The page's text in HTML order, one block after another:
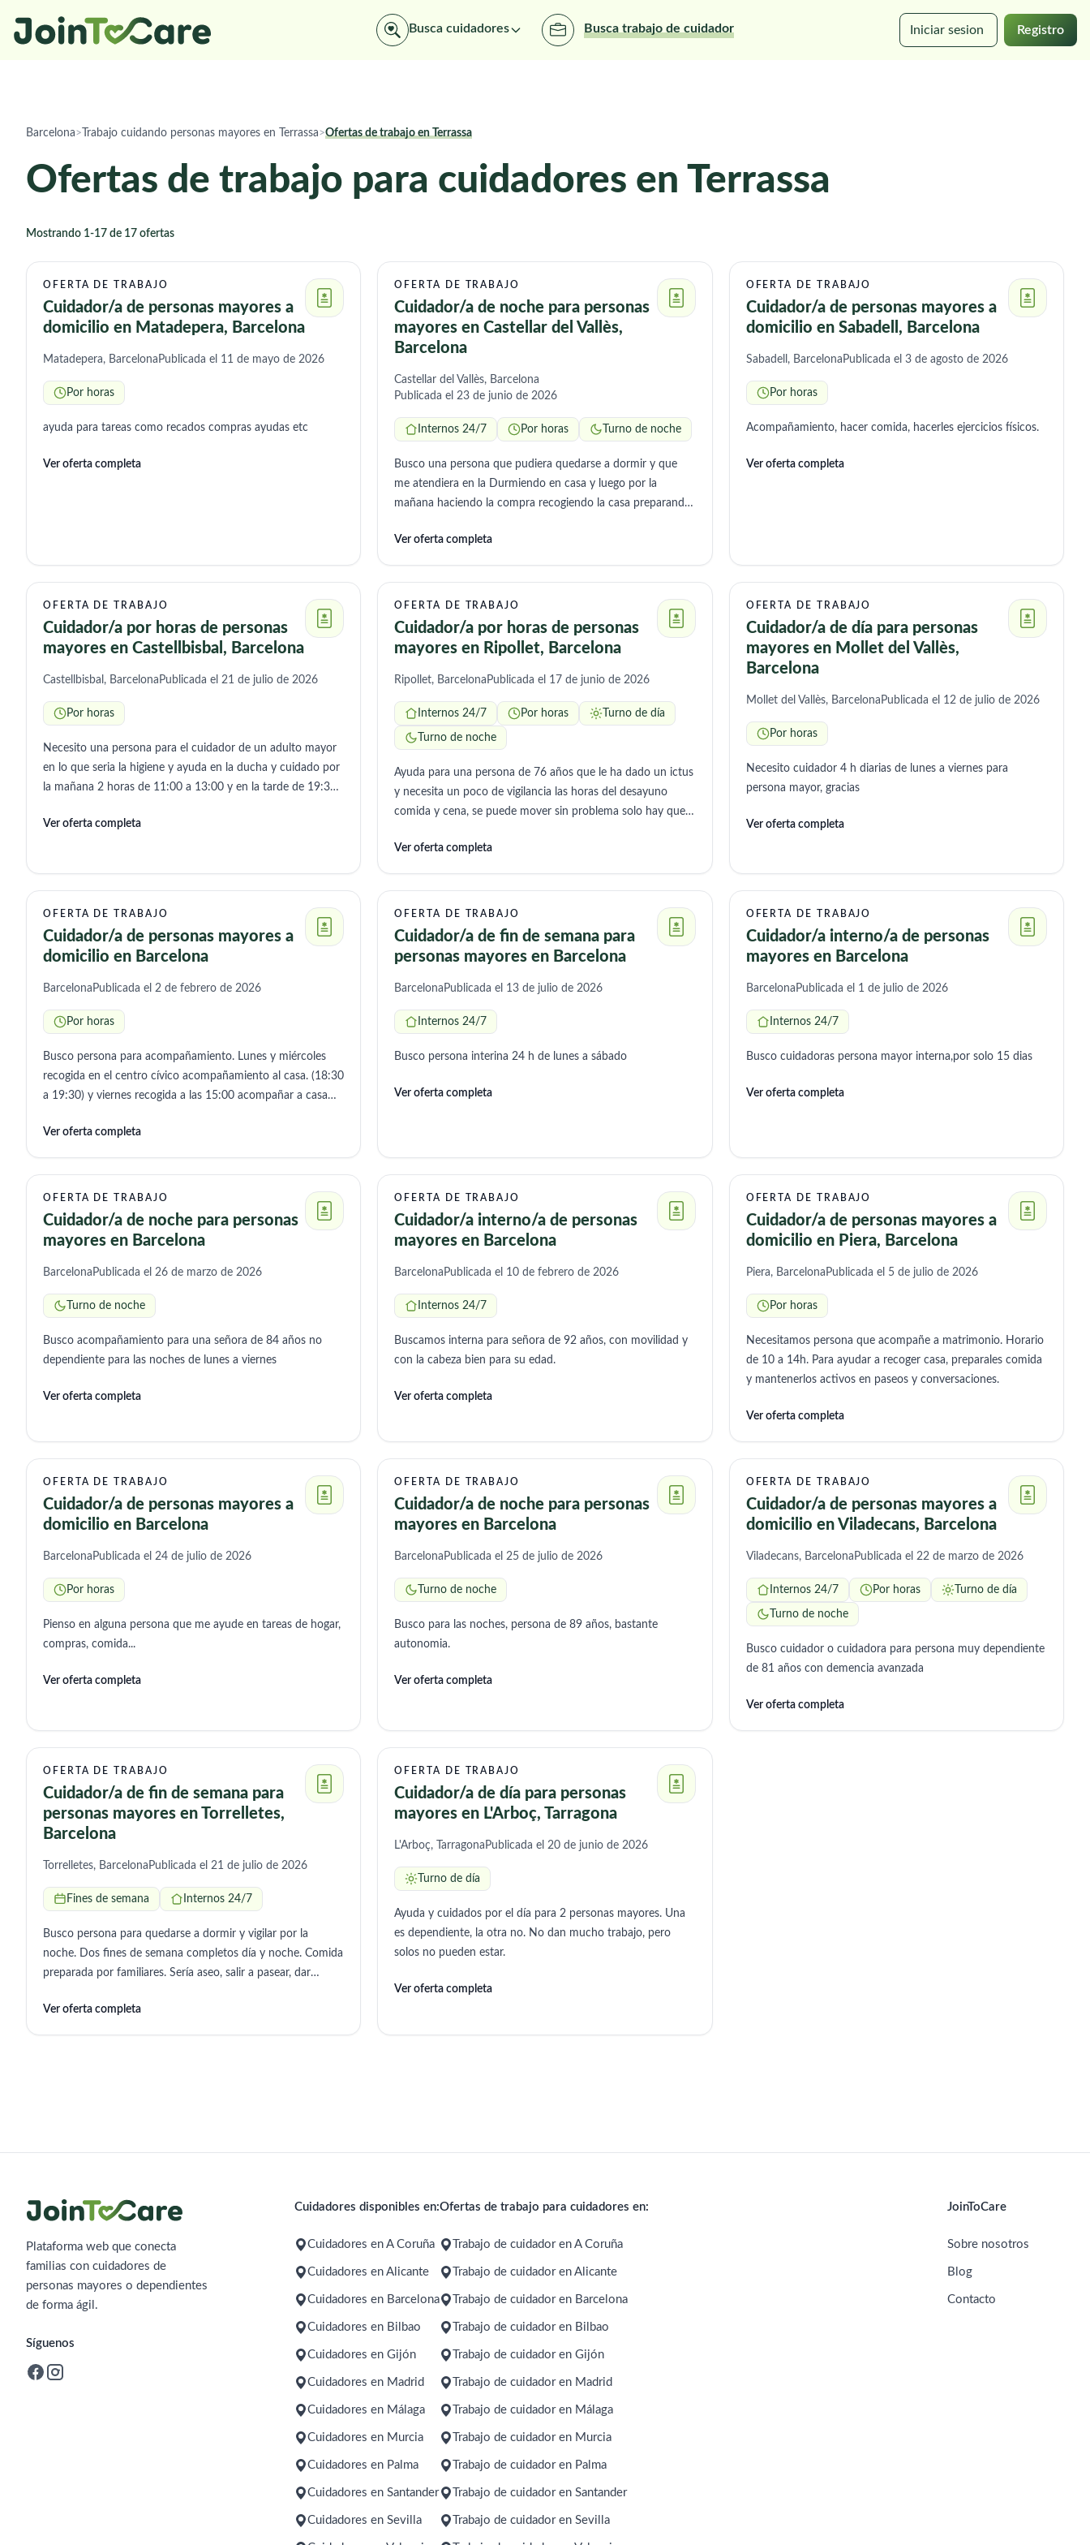
Busca cuidadores Busca trabajo de cuidador Iniciar sesion Registro
Barcelona> Trabajo cuidando personas mayores en Terrassa>Ofertas de trabajo en Terrassa
Ofertas de trabajo para cuidadores en Terrassa
Mostrando 1-17 de 17 ofertas
OFERTA DE TRABAJO
Cuidador/a de personas mayores a
domicilio en Matadepera, Barcelona
Matadepera, Barcelona Publicada el 11 de mayo de 2026
Por horas
ayuda para tareas como recados compras ayudas etc
Ver oferta completa
OFERTA DE TRABAJO
Cuidador/a de noche para personas
mayores en Castellar del Vallès,
Barcelona
Castellar del Vallès, Barcelona
Publicada el 23 de junio de 2026
Internos 24/7 Por horas Turno de noche
Busco una persona que pudiera quedarse a dormir y que
me atendiera en la Durmiendo en casa y luego por la
mañana haciendo la compra recogiendo la casa preparando
Ver oferta completa
OFERTA DE TRABAJO
Cuidador/a de personas mayores a
domicilio en Sabadell, Barcelona
Sabadell, Barcelona Publicada el 3 de agosto de 2026
Por horas
Acompañamiento, hacer comida, hacerles ejercicios físicos.
Ver oferta completa
OFERTA DE TRABAJO
Cuidador/a por horas de personas
mayores en Castellbisbal, Barcelona
Castellbisbal, Barcelona Publicada el 21 de julio de 2026
Por horas
Necesito una persona para el cuidador de un adulto mayor
en lo que seria la higiene y ayuda en la ducha y cuidado por
la mañana 2 horas de 11:00 a 13:00 y en la tarde de 19:30
total de 4 horas al dia
Ver oferta completa
OFERTA DE TRABAJO
Cuidador/a por horas de personas
mayores en Ripollet, Barcelona
Ripollet, Barcelona Publicada el 17 de junio de 2026
Internos 24/7 Por horas Turno de día
Turno de noche
Ayuda para una persona de 76 años que le ha dado un ictus
y necesita un poco de vigilancia las horas del desayuno
comida y cena, se puede mover sin problema solo hay que
Ver oferta completa
OFERTA DE TRABAJO
Cuidador/a de día para personas
mayores en Mollet del Vallès,
Barcelona
Mollet del Vallès, Barcelona Publicada el 12 de julio de 2026
Por horas
Necesito cuidador 4 h diarias de lunes a viernes para
persona mayor, gracias
Ver oferta completa
OFERTA DE TRABAJO
Cuidador/a de personas mayores a
domicilio en Barcelona
Barcelona Publicada el 2 de febrero de 2026
Por horas
Busco persona para acompañamiento. Lunes y miércoles
recogida en el centro cívico acompañamiento al casa. (18:30
a 19:30) y viernes recogida a las 15:00 acompañar a casa
Ver oferta completa
OFERTA DE TRABAJO
Cuidador/a de fin de semana para
personas mayores en Barcelona
Barcelona Publicada el 13 de julio de 2026
Internos 24/7
Busco persona interina 24 h de lunes a sábado
Ver oferta completa
OFERTA DE TRABAJO
Cuidador/a interno/a de personas
mayores en Barcelona
Barcelona Publicada el 1 de julio de 2026
Internos 24/7
Busco cuidadoras persona mayor interna,por solo 15 dias
Ver oferta completa
OFERTA DE TRABAJO
Cuidador/a de noche para personas
mayores en Barcelona
Barcelona Publicada el 26 de marzo de 2026
Turno de noche
Busco acompañamiento para una señora de 84 años no
dependiente para las noches de lunes a viernes
Ver oferta completa
OFERTA DE TRABAJO
Cuidador/a interno/a de personas
mayores en Barcelona
Barcelona Publicada el 10 de febrero de 2026
Internos 24/7
Buscamos interna para señora de 92 años, con movilidad y
con la cabeza bien para su edad.
Ver oferta completa
OFERTA DE TRABAJO
Cuidador/a de personas mayores a
domicilio en Piera, Barcelona
Piera, Barcelona Publicada el 5 de julio de 2026
Por horas
Necesitamos persona que acompañe a matrimonio. Horario
de 10 a 14h. Para ayudar a recoger casa, preparales comida
y mantenerlos activos en paseos y conversaciones.
Ver oferta completa
OFERTA DE TRABAJO
Cuidador/a de personas mayores a
domicilio en Barcelona
Barcelona Publicada el 24 de julio de 2026
Por horas
Pienso en alguna persona que me ayude en tareas de hogar,
compras, comida...
Ver oferta completa
OFERTA DE TRABAJO
Cuidador/a de noche para personas
mayores en Barcelona
Barcelona Publicada el 25 de julio de 2026
Turno de noche
Busco para las noches, persona de 89 años, bastante
autonomia.
Ver oferta completa
OFERTA DE TRABAJO
Cuidador/a de personas mayores a
domicilio en Viladecans, Barcelona
Viladecans, Barcelona Publicada el 22 de marzo de 2026
Internos 24/7 Por horas Turno de día
Turno de noche
Busco cuidador o cuidadora para persona muy dependiente
de 81 años con demencia avanzada
Ver oferta completa
OFERTA DE TRABAJO
Cuidador/a de fin de semana para
personas mayores en Torrelletes,
Barcelona
Torrelletes, Barcelona Publicada el 21 de julio de 2026
Fines de semana Internos 24/7
Busco persona para quedarse a dormir y vigilar por la
noche. Dos fines de semana completos día y noche. Comida
preparada por familiares. Sería aseo, salir a pasear, dar
Ver oferta completa
OFERTA DE TRABAJO
Cuidador/a de día para personas
mayores en L'Arboç, Tarragona
L'Arboç, Tarragona Publicada el 20 de junio de 2026
Turno de día
Ayuda y cuidados por el día para 2 personas mayores. Una
es dependiente, la otra no. No dan mucho trabajo, pero
solos no pueden estar.
Ver oferta completa
Plataforma web que conecta
familias con cuidadores de
personas mayores o dependientes
de forma ágil.
Síguenos
Cuidadores disponibles en:
Cuidadores en A Coruña
Cuidadores en Alicante
Cuidadores en Barcelona
Cuidadores en Bilbao
Cuidadores en Gijón
Cuidadores en Madrid
Cuidadores en Málaga
Cuidadores en Murcia
Cuidadores en Palma
Cuidadores en Santander
Cuidadores en Sevilla
Ofertas de trabajo para cuidadores en:
Trabajo de cuidador en A Coruña
Trabajo de cuidador en Alicante
Trabajo de cuidador en Barcelona
Trabajo de cuidador en Bilbao
Trabajo de cuidador en Gijón
Trabajo de cuidador en Madrid
Trabajo de cuidador en Málaga
Trabajo de cuidador en Murcia
Trabajo de cuidador en Palma
Trabajo de cuidador en Santander
Trabajo de cuidador en Sevilla
JoinToCare
Sobre nosotros
Blog
Contacto